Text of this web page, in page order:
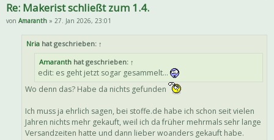
Re: Makerist schließt zum 1.4.
von Amaranth » 27. Jan 2026, 23:01
Nria hat geschrieben: ↑
Amaranth hat geschrieben: ↑
edit: es geht jetzt sogar gesammelt...
Wo denn das? Habe da nichts gefunden
Ich muss ja ehrlich sagen, bei stoffe.de habe ich schon seit vielen
Jahren nichts mehr gekauft, weil ich da früher mehrmals sehr lange
Versandzeiten hatte und dann lieber woanders gekauft habe.